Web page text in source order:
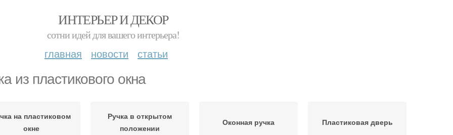
ИНТЕРЬЕР И ДЕКОР
сотни идей для вашего интерьера!
главная новости статьи
из пластикового окна
на пластиковом
окне
Ручка в открытом
положении
Оконная ручка Пластиковая дверь